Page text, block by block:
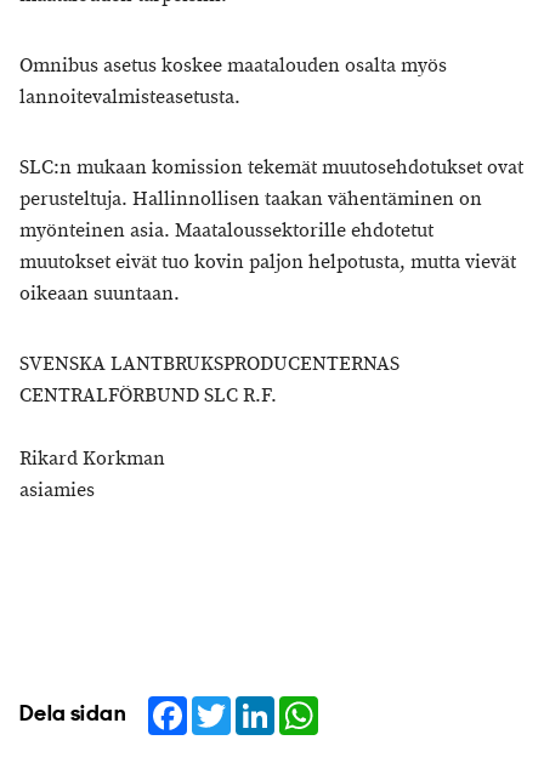
Omnibus asetus koskee maatalouden osalta myös
lannoitevalmisteasetusta.
SLC:n mukaan komission tekemät muutosehdotukset ovat
perusteltuja. Hallinnollisen taakan vähentäminen on
myönteinen asia. Maataloussektorille ehdotetut
muutokset eivät tuo kovin paljon helpotusta, mutta vievät
oikeaan suuntaan.
SVENSKA LANTBRUKSPRODUCENTERNAS
CENTRALFÖRBUND SLC R.F.
Rikard Korkman
asiamies
Dela sidan Facebook
TwitterLinkedIn